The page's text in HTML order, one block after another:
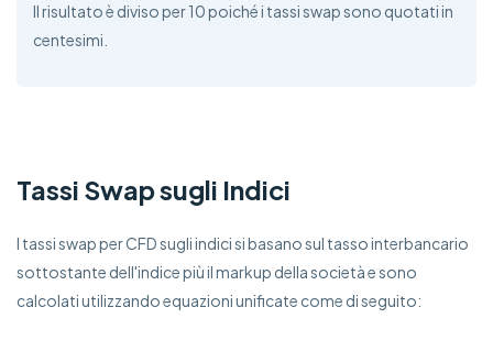
Il risultato è diviso per 10 poiché i tassi swap sono quotati in
centesimi.
Tassi Swap sugli Indici
I tassi swap per CFD sugli indici si basano sul tasso interbancario
sottostante dell'indice più il markup della società e sono
calcolati utilizzando equazioni unificate come di seguito: